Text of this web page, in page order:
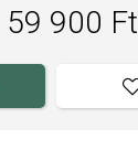
59 900 Ft